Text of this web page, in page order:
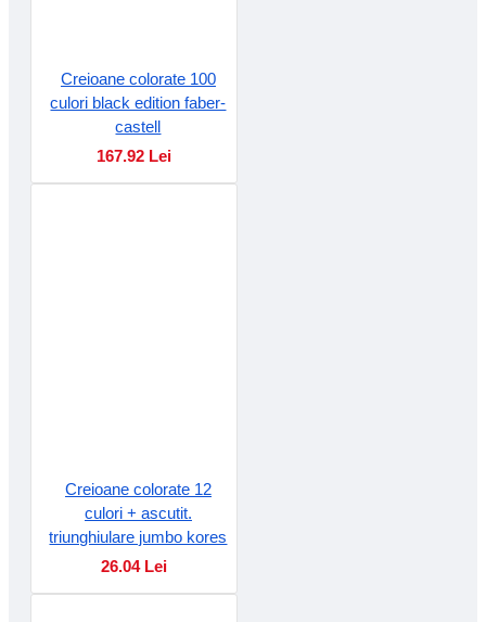
Creioane colorate 100
culori black edition faber-
castell
167.92 Lei
Creioane colorate 12
culori + ascutit.
triunghiulare jumbo kores
26.04 Lei